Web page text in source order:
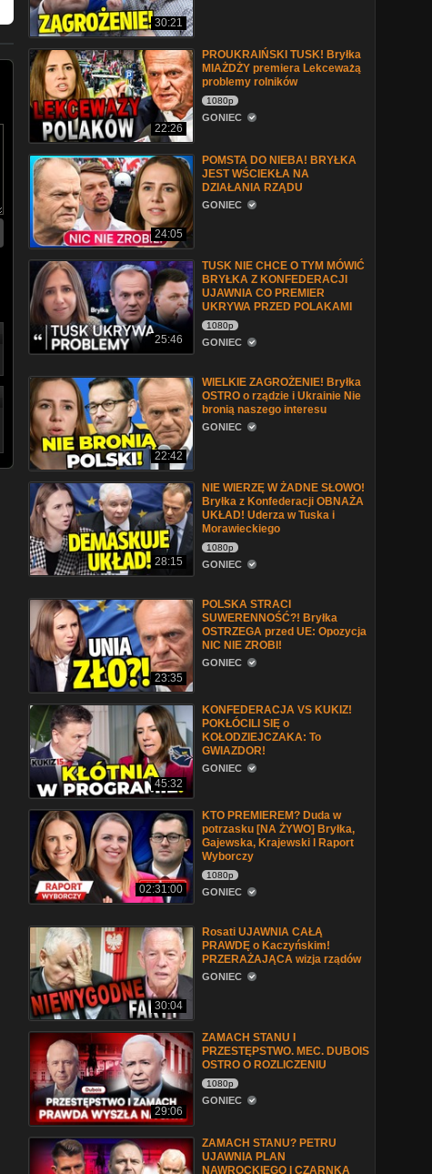
30:21
22:26
PROUKRAIŃSKI TUSK! Bryłka
MIAŻDŻY premiera Lekceważą
problemy rolników
1080p
GONIEC
24:05
POMSTA DO NIEBA! BRYŁKA
JEST WŚCIEKŁA NA
DZIAŁANIA RZĄDU
GONIEC
25:46
TUSK NIE CHCE O TYM MÓWIĆ
BRYŁKA Z KONFEDERACJI
UJAWNIA CO PREMIER
UKRYWA PRZED POLAKAMI
1080p
GONIEC
22:42
WIELKIE ZAGROŻENIE! Bryłka
OSTRO o rządzie i Ukrainie Nie
bronią naszego interesu
GONIEC
28:15
NIE WIERZĘ W ŻADNE SŁOWO!
Bryłka z Konfederacji OBNAŻA
UKŁAD! Uderza w Tuska i
Morawieckiego
1080p
GONIEC
23:35
POLSKA STRACI
SUWERENNOŚĆ?! Bryłka
OSTRZEGA przed UE: Opozycja
NIC NIE ZROBI!
GONIEC
45:32
KONFEDERACJA VS KUKIZ!
POKŁÓCILI SIĘ o
KOŁODZIEJCZAKA: To
GWIAZDOR!
GONIEC
02:31:00
KTO PREMIEREM? Duda w
potrzasku [NA ŻYWO] Bryłka,
Gajewska, Krajewski l Raport
Wyborczy
1080p
GONIEC
30:04
Rosati UJAWNIA CAŁĄ
PRAWDĘ o Kaczyńskim!
PRZERAŻAJĄCA wizja rządów
GONIEC
29:06
ZAMACH STANU I
PRZESTĘPSTWO. MEC. DUBOIS
OSTRO O ROZLICZENIU
1080p
GONIEC
ZAMACH STANU? PETRU
UJAWNIA PLAN
NAWROCKIEGO I CZARNKA